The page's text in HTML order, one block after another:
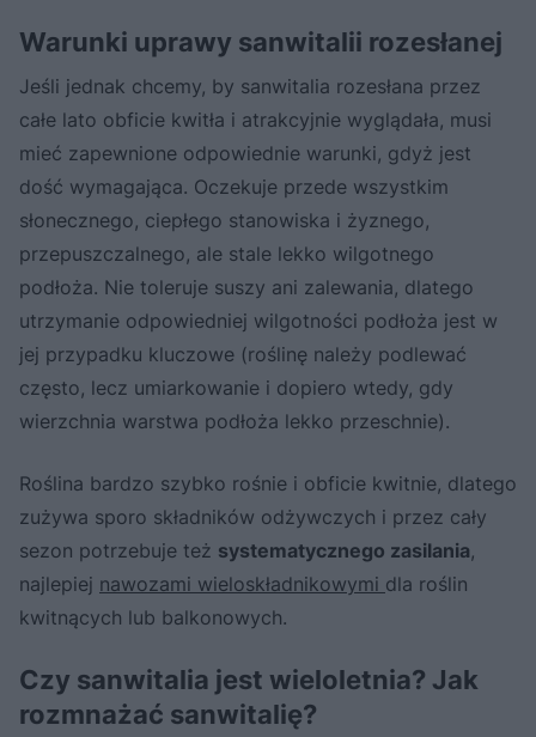
Warunki uprawy sanwitalii rozesłanej
Jeśli jednak chcemy, by sanwitalia rozesłana przez
całe lato obficie kwitła i atrakcyjnie wyglądała, musi
mieć zapewnione odpowiednie warunki, gdyż jest
dość wymagająca. Oczekuje przede wszystkim
słonecznego, ciepłego stanowiska i żyznego,
przepuszczalnego, ale stale lekko wilgotnego
podłoża. Nie toleruje suszy ani zalewania, dlatego
utrzymanie odpowiedniej wilgotności podłoża jest w
jej przypadku kluczowe (roślinę należy podlewać
często, lecz umiarkowanie i dopiero wtedy, gdy
wierzchnia warstwa podłoża lekko przeschnie).
Roślina bardzo szybko rośnie i obficie kwitnie, dlatego
zużywa sporo składników odżywczych i przez cały
sezon potrzebuje też systematycznego zasilania,
najlepiej nawozami wieloskładnikowymi dla roślin
kwitnących lub balkonowych.
Czy sanwitalia jest wieloletnia? Jak
rozmnażać sanwitalię?